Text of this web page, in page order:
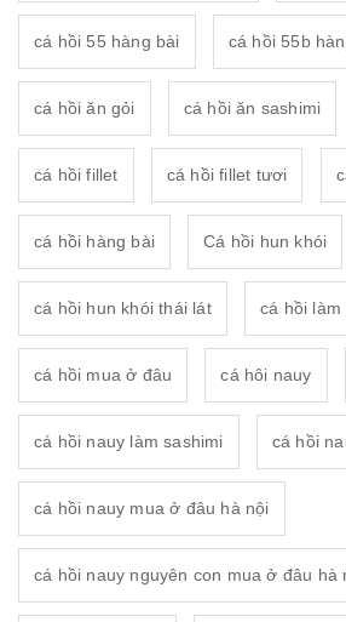
cá hồi 55 hàng bài cá hồi 55b
cá hồi ăn gỏi cá hồi ăn sashimi
cá hồi fillet cá hồi fillet tươi
cá hồi hàng bài Cá hồi hun khói
cá hồi hun khói thái lát cá hồi làm
cá hồi mua ở đâu cá hôi nauy
cá hồi nauy làm sashimi cá hồi
cá hồi nauy mua ở đâu hà nội
cá hồi nauy nguyên con mua ở đâu hà